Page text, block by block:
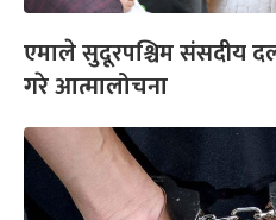
एमाले सुदूरपश्चिम संसदीय
गरे आत्मालोचना